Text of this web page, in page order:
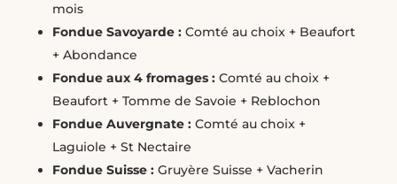
mois
Fondue Savoyarde :Comté au choix + Beaufort
+ Abondance
Fondue aux 4 fromages :Comté au choix +
Beaufort + Tomme de Savoie + Reblochon
Fondue Auvergnate :Comté au choix +
Laguiole + St Nectaire
Fondue Suisse :Gruyère Suisse + Vacherin